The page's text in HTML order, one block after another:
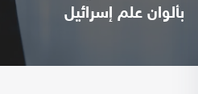
بألوان علم إسرائيل